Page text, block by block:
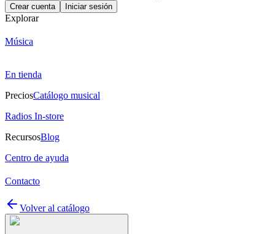
Crear cuenta Iniciar sesión
Explorar
Música
En tienda
PreciosCatálogo musical
Radios In-store
RecursosBlog
Centro de ayuda
Contacto
Volver al catálogo